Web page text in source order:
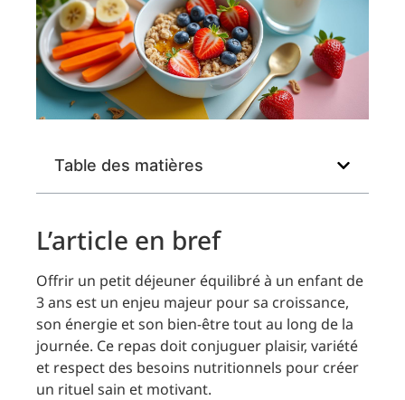
Table des matières
L’article en bref
Offrir un petit déjeuner équilibré à un enfant de
3 ans est un enjeu majeur pour sa croissance,
son énergie et son bien-être tout au long de la
journée. Ce repas doit conjuguer plaisir, variété
et respect des besoins nutritionnels pour créer
un rituel sain et motivant.